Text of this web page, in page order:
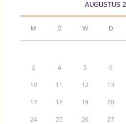
AUGUSTUS
M D W D
3 4 5 6
10 11 12 13
17 18 19 20
24 25 26 27